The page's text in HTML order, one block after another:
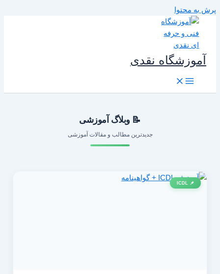
به محتوا
آموزشگاه نقدی
📝 وبلاگ آموزشی
جدیدترین مطالب و مقالات آموزشی
📌 ICDL